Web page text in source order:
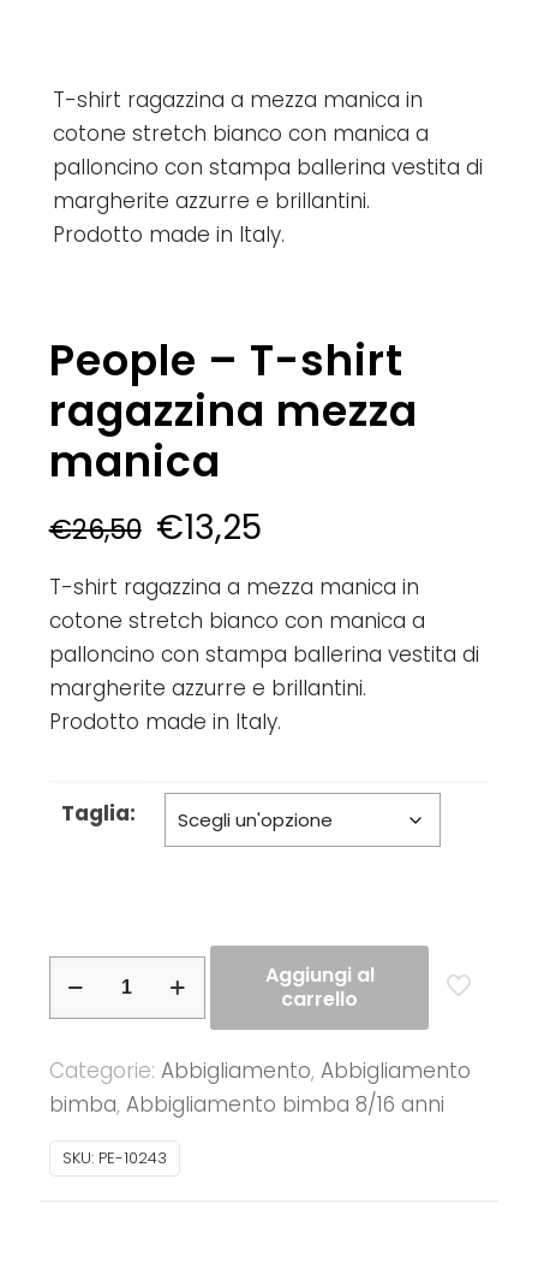
T-shirt ragazzina a mezza manica in
cotone stretch bianco con manica a
palloncino con stampa ballerina vestita di
margherite azzurre e brillantini.
Prodotto made in Italy.
People – T-shirt
ragazzina mezza
manica
€26,50 €13,25
T-shirt ragazzina a mezza manica in
cotone stretch bianco con manica a
palloncino con stampa ballerina vestita di
margherite azzurre e brillantini.
Prodotto made in Italy.
Taglia:
shirt
ragazzina
mezza
manica
Aggiungi al
carrello
Categorie: Abbigliamento, Abbigliamento
bimba, Abbigliamento bimba 8/16 anni
SKU: PE-10243